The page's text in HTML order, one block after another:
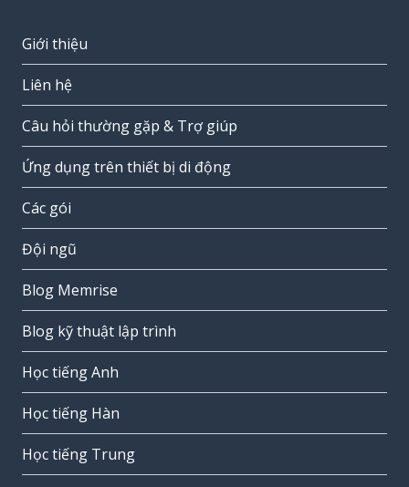
Giới thiệu
Liên hệ
Câu hỏi thường gặp & Trợ giúp
Ứng dụng trên thiết bị di động
Các gói
Đội ngũ
Blog Memrise
Blog kỹ thuật lập trình
Học tiếng Anh
Học tiếng Hàn
Học tiếng Trung